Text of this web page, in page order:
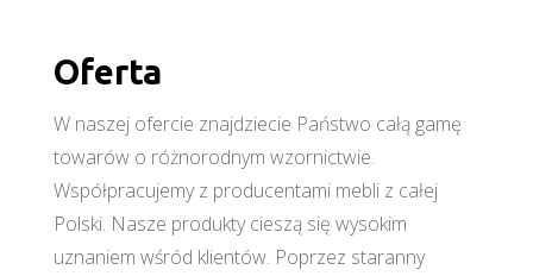
Oferta
W naszej ofercie znajdziecie Państwo całą gamę
towarów o różnorodnym wzornictwie.
Współpracujemy z producentami mebli z całej
Polski. Nasze produkty cieszą się wysokim
uznaniem wśród klientów. Poprzez staranny